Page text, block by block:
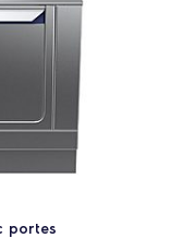
portes